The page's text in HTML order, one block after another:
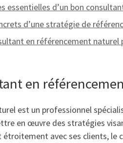
essentielles d’un bon
d’une stratégie de
en référencement
en
est un professionnel
en œuvre des stratégies
avec ses clients,